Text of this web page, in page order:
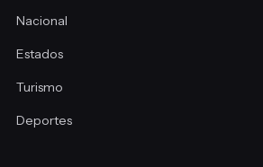
Nacional
Estados
Turismo
Deportes